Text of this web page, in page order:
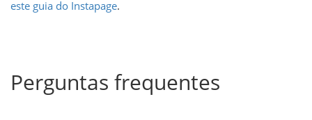
este guia do Instapage.
Perguntas frequentes